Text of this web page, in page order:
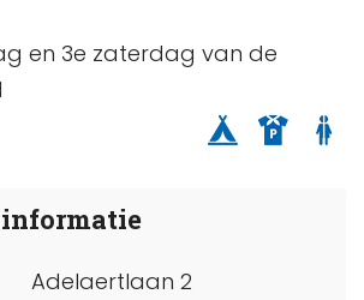
en 3e zaterdag van de
Adelaertlaan 2